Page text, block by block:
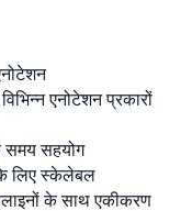
एनोटेशन प्रकारों
समय सहयोग
लिए स्केलेबल
के साथ एकीकरण